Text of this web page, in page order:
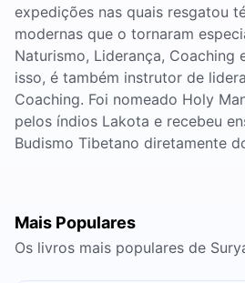
expedições nas quais resgatou
modernas que o tornaram
Naturismo, Liderança, Coaching
isso, é também instrutor de
Coaching. Foi nomeado Holy
pelos índios Lakota e recebeu
Budismo Tibetano diretamente
Mais Populares
Os livros mais populares de